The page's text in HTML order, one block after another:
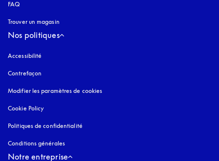
FAQ
Trouver un magasin
Nos politiques
Accessibilité
Contrefaçon
Modifier les paramètres de cookies
Cookie Policy
Politiques de confidentialité
Conditions générales
Notre entreprise